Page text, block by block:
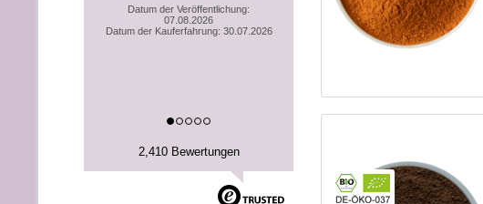
Datum der Veröffentlichung:
07.08.2026
Datum der Kauferfahrung: 30.07.2026
2,410 Bewertungen